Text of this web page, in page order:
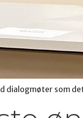
dialogmøter som